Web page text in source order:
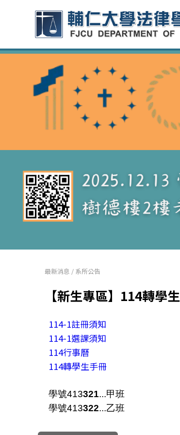
最新消息 / 系所公告
【新生專區】114轉學生
114-1註冊須知
114-1選課須知
114行事曆
114轉學生手冊
學號413321...甲班
學號413322...乙班